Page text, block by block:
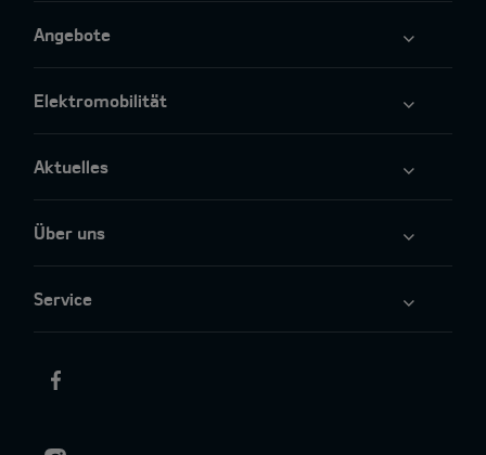
Angebote
Elektromobilität
Aktuelles
Über uns
Service